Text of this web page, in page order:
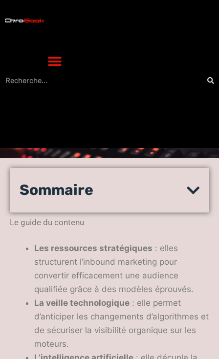
10 meilleures ressources
technologique
Sommaire
Le guide du contenu
Les ressources stratégiques : elles
structurent l’inbound marketing pour
convertir efficacement une audience
qualifiée grâce à des modèles éprouvés.
La veille technologique : elle permet
d’anticiper les changements d’algorithmes et
de sécuriser la visibilité organique sur les
moteurs.